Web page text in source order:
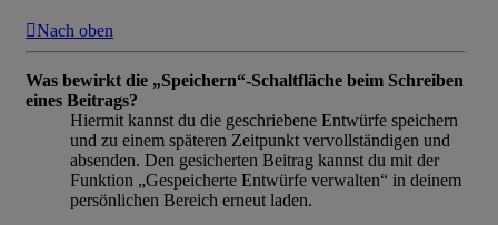
Nach oben
Was bewirkt die „Speichern“-Schaltfläche beim Schreiben
eines Beitrags?
Hiermit kannst du die geschriebene Entwürfe speichern
und zu einem späteren Zeitpunkt vervollständigen und
absenden. Den gesicherten Beitrag kannst du mit der
Funktion „Gespeicherte Entwürfe verwalten“ in deinem
persönlichen Bereich erneut laden.